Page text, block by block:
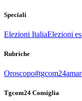
Speciali
Elezioni ItaliaElezioni
Rubriche
Oroscopo
Tgcom24 Consiglia